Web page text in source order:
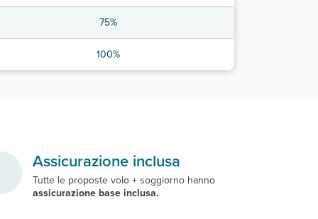
75%
100%
Assicurazione inclusa
Tutte le proposte volo + soggiorno hanno
assicurazione base inclusa.